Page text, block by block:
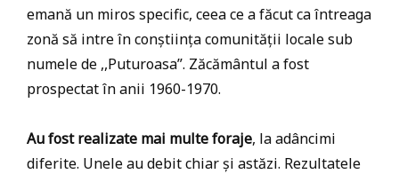
emană un miros specific, ceea ce a făcut ca întreaga
zonă să intre în conștiința comunității locale sub
numele de ,,Puturoasa”. Zăcământul a fost
prospectat în anii 1960-1970.
Au fost realizate mai multe foraje, la adâncimi
diferite. Unele au debit chiar și astăzi. Rezultatele